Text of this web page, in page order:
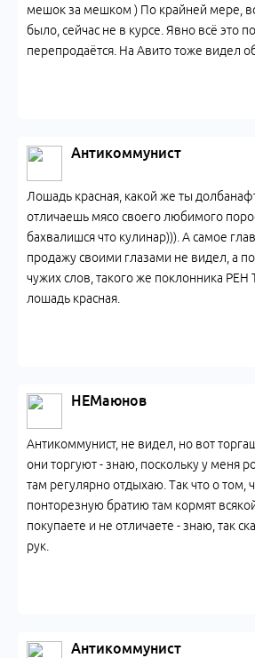
мешок за мешком ) По крайней мере,
было, сейчас не в курсе. Явно всё это
перепродаётся. На Авито тоже видел
Антикоммунист
Лошадь красная, какой же ты
отличаешь мясо своего любимого
бахвалишся что кулинар))). А самое
продажу своими глазами не видел, а
чужих слов, такого же поклонника РЕН
лошадь красная.
НЕМаюнов
Антикоммунист, не видел, но вот
они торгуют - знаю, поскольку у меня
там регулярно отдыхаю. Так что о том,
понторезную братию там кормят
покупаете и не отличаете - знаю, так
рук.
Антикоммунист